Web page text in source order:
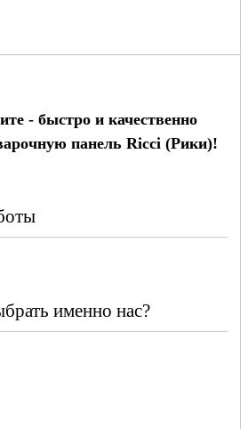
- быстро и качественно
панель Ricci (Рики)!
именно нас?